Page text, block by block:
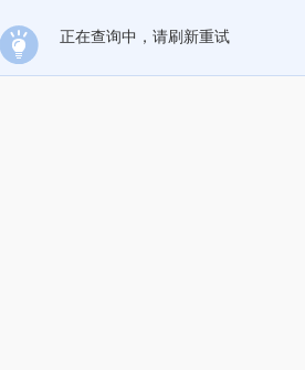
正在查询中，请刷新重试